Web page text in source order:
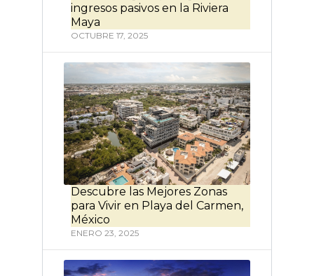
ingresos pasivos en la Riviera
Maya
OCTUBRE 17, 2025
Descubre las Mejores Zonas
para Vivir en Playa del Carmen,
México
ENERO 23, 2025